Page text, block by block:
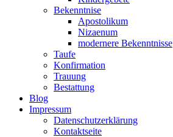
Bekenntnise
Apostolikum
Nizaenum
modernere Bekenntnisse
Taufe
Konfirmation
Trauung
Bestattung
Blog
Impressum
Datenschutzerklärung
Kontaktseite